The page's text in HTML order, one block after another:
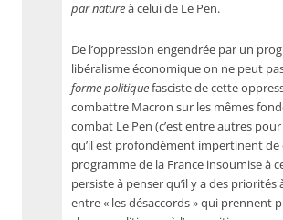
par natureà celui de Le Pen.
De l’oppression engendrée par un
libéralisme économique on ne peut
forme politiquefasciste de cette
combattre Macron sur les mêmes
combat Le Pen (c’est entre autres
qu’il est profondément impertinent de
programme de la France insoumise à
persiste à penser qu’il y a des priorités
entre « les désaccords » qui prennent